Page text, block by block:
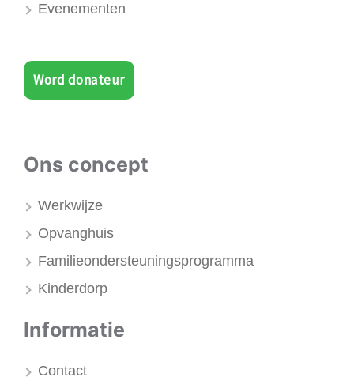
Evenementen
Word donateur
Ons concept
Werkwijze
Opvanghuis
Familieondersteuningsprogramma
Kinderdorp
Informatie
Contact